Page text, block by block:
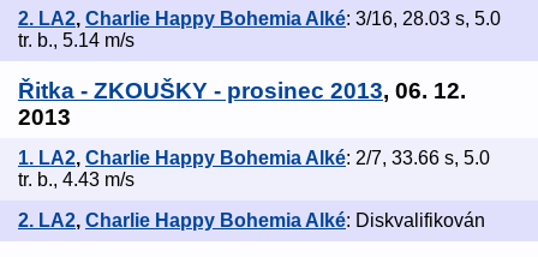
2. LA2, Charlie Happy Bohemia Alké: 3/16, 28.03 s, 5.0
tr. b., 5.14 m/s
Řitka - ZKOUŠKY - prosinec 2013, 06. 12.
2013
1. LA2, Charlie Happy Bohemia Alké: 2/7, 33.66 s, 5.0
tr. b., 4.43 m/s
2. LA2, Charlie Happy Bohemia Alké: Diskvalifikován